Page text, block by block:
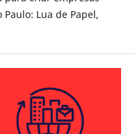
Lua de Papel,